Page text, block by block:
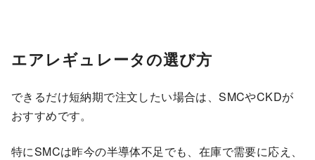
エアレギュレータの選び方
できるだけ短納期で注文したい場合は、SMCやCKDが
おすすめです。
特にSMCは昨今の半導体不足でも、在庫で需要に応え、